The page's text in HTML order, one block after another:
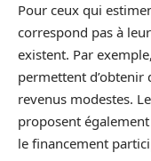
Pour ceux qui
correspond pas à
existent. Par
permettent d’obtenir
revenus modestes.
proposent
le financement